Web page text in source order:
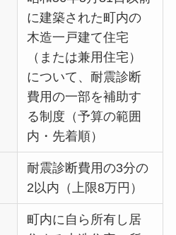
に建築された町内の
木造一戸建て住宅
（または兼用住宅）
について、耐震診断
費用の一部を補助す
る制度（予算の範囲
内・先着順）
耐震診断費用の3分の
2以内（上限8万円）
町内に自ら所有し居